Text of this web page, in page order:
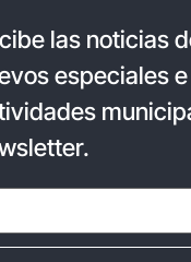
las noticias
especiales